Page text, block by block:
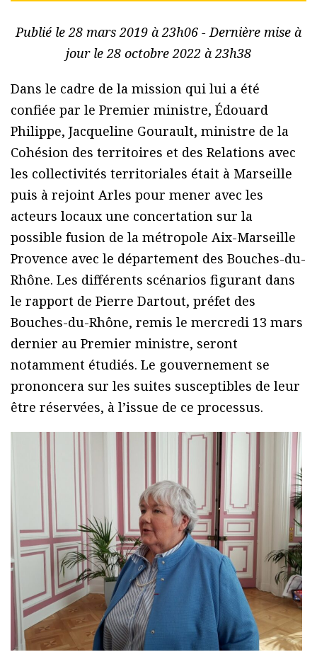
Publié le 28 mars 2019 à 23h06 - Dernière mise à
jour le 28 octobre 2022 à 23h38
Dans le cadre de la mission qui lui a été
confiée par le Premier ministre, Édouard
Philippe, Jacqueline Gourault, ministre de la
Cohésion des territoires et des Relations avec
les collectivités territoriales était à Marseille
puis à rejoint Arles pour mener avec les
acteurs locaux une concertation sur la
possible fusion de la métropole Aix-Marseille
Provence avec le département des Bouches-du-
Rhône. Les différents scénarios figurant dans
le rapport de Pierre Dartout, préfet des
Bouches-du-Rhône, remis le mercredi 13 mars
dernier au Premier ministre, seront
notamment étudiés. Le gouvernement se
prononcera sur les suites susceptibles de leur
être réservées, à l’issue de ce processus.